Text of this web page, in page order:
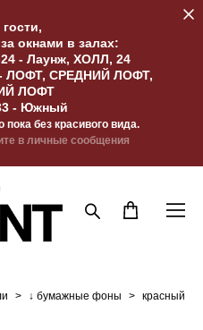
окнами в залах:
- Лаунж, ХОЛЛ, 24
ЛОФТ, СРЕДНИЙ ЛОФТ,
ЛОФТ
- Южный
без красивого вида.
в личные сообщения
> ↓ бумажные фоны > красный